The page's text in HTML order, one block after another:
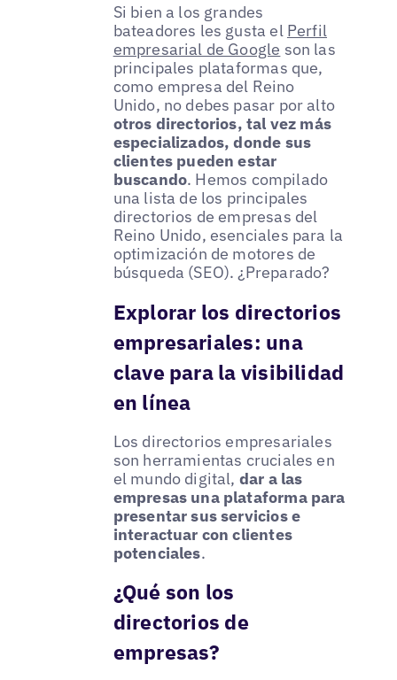
Si bien a los grandes
bateadores les gusta el Perfil
empresarial de Google son las
principales plataformas que,
como empresa del Reino
Unido, no debes pasar por alto
otros directorios, tal vez más
especializados, donde sus
clientes pueden estar
buscando. Hemos compilado
una lista de los principales
directorios de empresas del
Reino Unido, esenciales para la
optimización de motores de
búsqueda (SEO). ¿Preparado?
Explorar los directorios
empresariales: una
clave para la visibilidad
en línea
Los directorios empresariales
son herramientas cruciales en
el mundo digital, dar a las
empresas una plataforma para
presentar sus servicios e
interactuar con clientes
potenciales.
¿Qué son los
directorios de
empresas?